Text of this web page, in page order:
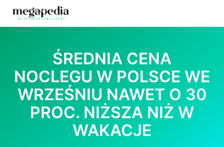
ŚREDNIA CENA
NOCLEGU W POLSCE WE
WRZEŚNIU NAWET O 30
PROC. NIŻSZA NIŻ W
WAKACJE